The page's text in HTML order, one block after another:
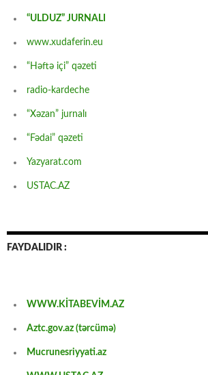
“ULDUZ” JURNALI
www.xudaferin.eu
“Həftə içi” qəzeti
radio-kardeche
“Xəzan” jurnalı
“Fədai” qəzeti
Yazyarat.com
USTAC.AZ
FAYDALIDIR :
WWW.KİTABEVİM.AZ
Aztc.gov.az (tərcümə)
Mucrunesriyyati.az